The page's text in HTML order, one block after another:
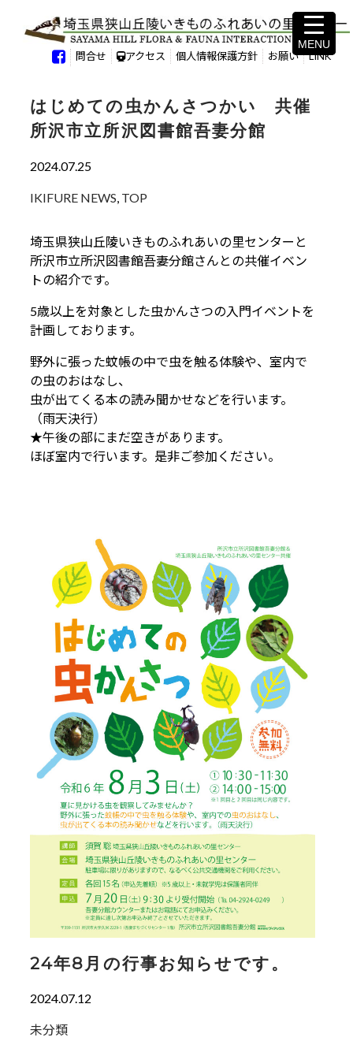
問合せ アクセス 個人情報保護方針 お願い LINK
はじめての虫かんさつかい 共催
所沢市立所沢図書館吾妻分館
2024.07.25
IKIFURE NEWS, TOP
埼玉県狭山丘陵いきものふれあいの里センターと
所沢市立所沢図書館吾妻分館さんとの共催イベン
トの紹介です。
5歳以上を対象とした虫かんさつの入門イベントを
計画しております。
野外に張った蚊帳の中で虫を触る体験や、室内で
の虫のおはなし、
虫が出てくる本の読み聞かせなどを行います。
（雨天決行）
★午後の部にまだ空きがあります。
ほぼ室内で行います。是非ご参加ください。
24年8月の行事お知らせです。
2024.07.12
未分類
MENU
MENU